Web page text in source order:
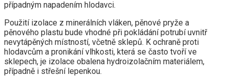
případným napadením hlodavci.
Použití izolace z minerálních vláken, pěnové pryže a
pěnového plastu bude vhodné při pokládání potrubí uvnitř
nevytápěných místností, včetně sklepů. K ochraně proti
hlodavcům a pronikání vlhkosti, která se často tvoří ve
sklepech, je izolace obalena hydroizolačním materiálem,
případně i střešní lepenkou.